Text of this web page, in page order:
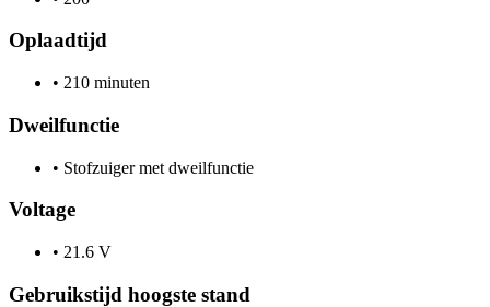
Oplaadtijd
• 210 minuten
Dweilfunctie
• Stofzuiger met dweilfunctie
Voltage
• 21.6 V
Gebruikstijd hoogste stand